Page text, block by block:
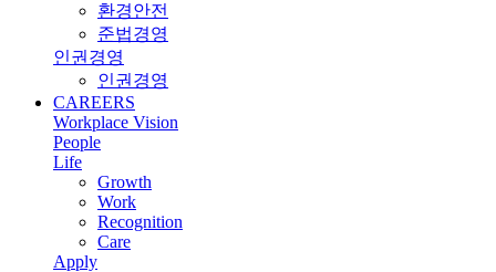
환경안전
준법경영
인권경영
인권경영
CAREERS
Workplace Vision
People
Life
Growth
Work
Recognition
Care
Apply